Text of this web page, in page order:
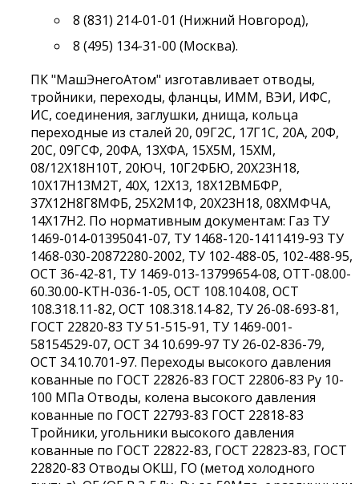
8 (831) 214-01-01 (Нижний Новгород),
8 (495) 134-31-00 (Москва).
ПК "МашЭнегоАтом" изготавливает отводы,
тройники, переходы, фланцы, ИММ, ВЭИ, ИФС,
ИС, соединения, заглушки, днища, кольца
переходные из сталей 20, 09Г2С, 17Г1С, 20А, 20Ф,
20С, 09ГСФ, 20ФА, 13ХФА, 15Х5М, 15ХМ,
08/12Х18Н10Т, 20ЮЧ, 10Г2ФБЮ, 20Х23Н18,
10Х17Н13М2Т, 40Х, 12Х13, 18Х12ВМБФР,
37Х12Н8Г8МФБ, 25Х2М1Ф, 20Х23Н18, 08ХМФЧА,
14Х17Н2. По нормативным документам: Газ ТУ
1469-014-01395041-07, ТУ 1468-120-1411419-93 ТУ
1468-030-20872280-2002, ТУ 102-488-05, 102-488-95,
ОСТ 36-42-81, ТУ 1469-013-13799654-08, ОТТ-08.00-
60.30.00-КТН-036-1-05, ОСТ 108.104.08, ОСТ
108.318.11-82, ОСТ 108.318.14-82, ТУ 26-08-693-81,
ГОСТ 22820-83 ТУ 51-515-91, ТУ 1469-001-
58154529-07, ОСТ 34 10.699-97 ТУ 26-02-836-79,
ОСТ 34.10.701-97. Переходы высокого давления
кованные по ГОСТ 22826-83 ГОСТ 22806-83 Ру 10-
100 МПа Отводы, колена высокого давления
кованные по ГОСТ 22793-83 ГОСТ 22818-83
Тройники, угольники высокого давления
кованные по ГОСТ 22822-83, ГОСТ 22823-83, ГОСТ
22820-83 Отводы ОКШ, ГО (метод холодного